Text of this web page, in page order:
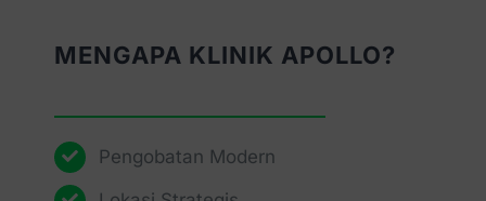
MENGAPA KLINIK APOLLO?
Pengobatan Modern